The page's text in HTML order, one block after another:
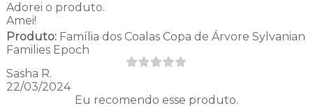
Adorei o produto.
Amei!
Produto:Família dos Coalas Copa de Árvore Sylvanian
Families Epoch
Sasha R.
22/03/2024
Eu recomendo esse produto.